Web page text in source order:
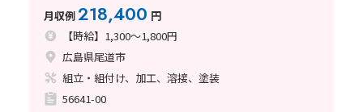
月収例218,400 円
【時給】1,300～1,800円
広島県尾道市
組立・組付け、加工、溶接、塗装
56641-00